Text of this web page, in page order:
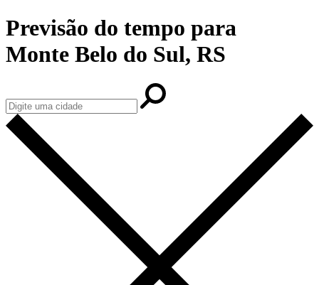
Previsão do tempo para
Monte Belo do Sul, RS